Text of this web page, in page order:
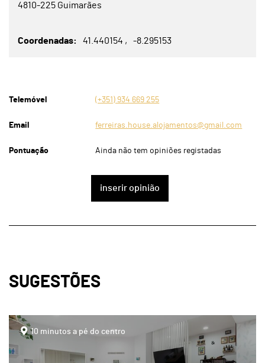
4810-225 Guimarães
Coordenadas 41.440154 -8.295153
Telemóvel (+351) 934 669 255
Email ferreiras.house.alojamentos@gmail.com
Pontuação Ainda não tem opiniões registadas
inserir opinião
SUGESTÕES
page
10 minutos a pé do centro